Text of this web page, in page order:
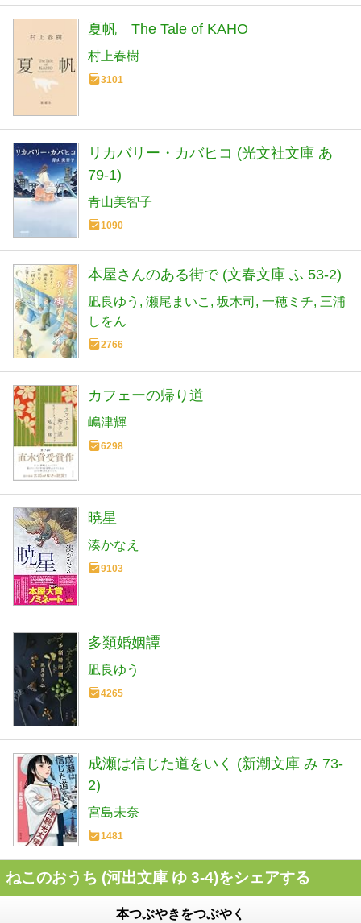
夏帆 The Tale of KAHO
村上春樹
3101
リカバリー・カバヒコ (光文社文庫 あ
79-1)
青山美智子
1090
本屋さんのある街で (文春文庫 ふ 53-2)
凪良ゆう 瀬尾まいこ 坂木司 一穂ミチ 三浦
しをん
2766
カフェーの帰り道
嶋津輝
6298
暁星
湊かなえ
9103
多類婚姻譚
凪良ゆう
4265
成瀬は信じた道をいく (新潮文庫 み 73-
2)
宮島未奈
1481
ねこのおうち (河出文庫 ゆ 3-4)をシェアする
本つぶやきをつぶやく